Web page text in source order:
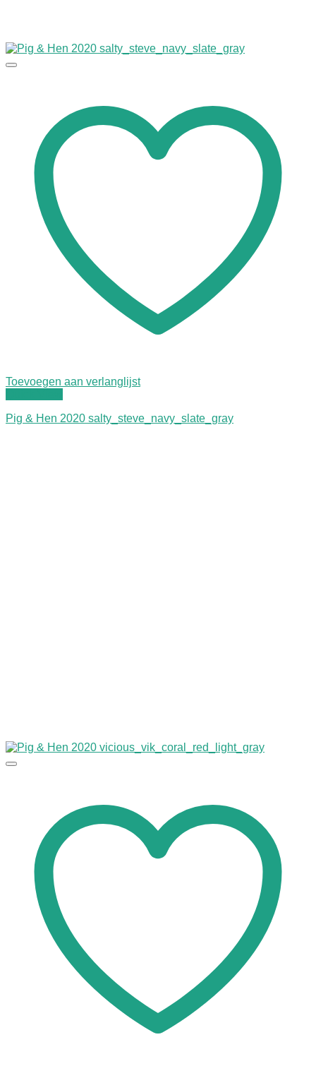
Toevoegen aan verlanglijst
Pig & Hen 2020 salty_steve_navy_slate_gray